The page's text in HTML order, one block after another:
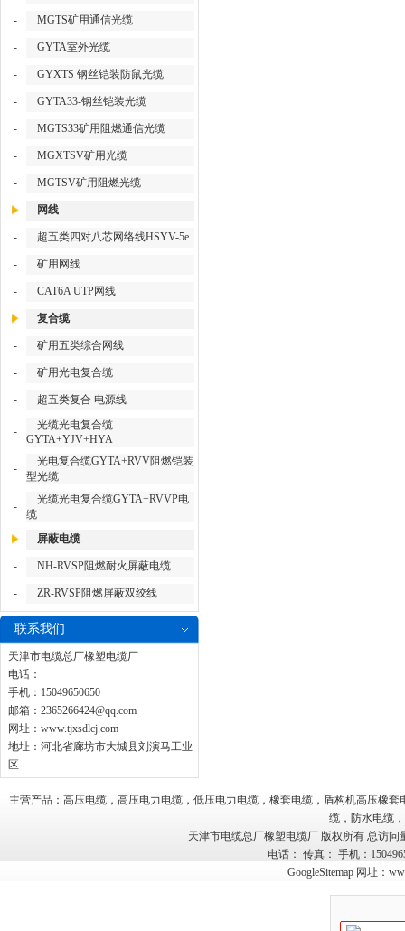
- MGTS矿用通信光缆
- GYTA室外光缆
- GYXTS 钢丝铠装防鼠光缆
- GYTA33-钢丝铠装光缆
- MGTS33矿用阻燃通信光缆
- MGXTSV矿用光缆
- MGTSV矿用阻燃光缆
网线
- 超五类四对八芯网络线HSYV-5e
- 矿用网线
- CAT6A UTP网线
复合缆
- 矿用五类综合网线
- 矿用光电复合缆
- 超五类复合 电源线
-
光缆光电复合缆
GYTA+YJV+HYA
-
光电复合缆GYTA+RVV阻燃铠装
型光缆
-
光缆光电复合缆GYTA+RVVP电
缆
屏蔽电缆
- NH-RVSP阻燃耐火屏蔽电缆
- ZR-RVSP阻燃屏蔽双绞线
联系我们
天津市电缆总厂橡塑电缆厂
电话：
手机：15049650650
邮箱： 2365266424@qq.com
网址： www.tjxsdlcj.com
地址：河北省廊坊市大城县刘演马工业
区
主营产品：高压电缆，高压电力电缆，低压电力电缆，橡套电缆，盾构机高压橡
缆，防水电缆
天津市电缆总厂橡塑电缆厂 版权所有 总访问
电话： 传真： 手机：
GoogleSitemap网址：